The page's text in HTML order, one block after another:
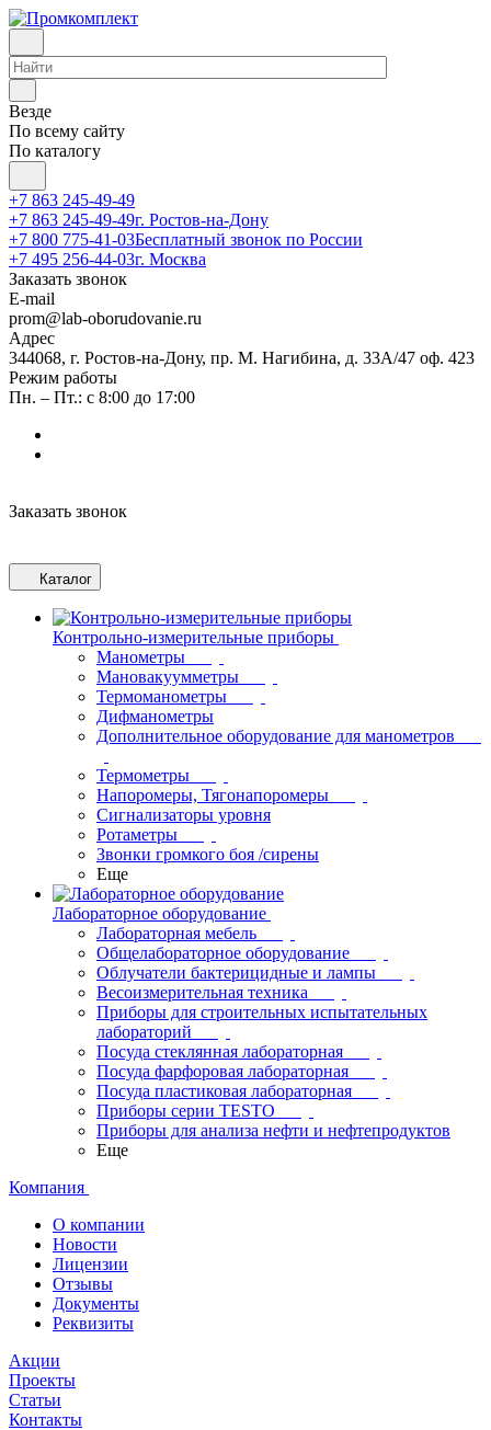
Везде
По всему сайту
По каталогу
+7 863 245-49-49
+7 863 245-49-49г. Ростов-на-Дону
+7 800 775-41-03Бесплатный звонок по России
+7 495 256-44-03г. Москва
Заказать звонок
E-mail
prom@lab-oborudovanie.ru
Адрес
344068, г. Ростов-на-Дону, пр. М. Нагибина, д. 33А/47 оф. 423
Режим работы
Пн. – Пт.: с 8:00 до 17:00
Заказать звонок
Каталог
Контрольно-измерительные приборы
Манометры
Мановакуумметры
Термоманометры
Дифманометры
Дополнительное оборудование для манометров
Термометры
Напоромеры, Тягонапоромеры
Сигнализаторы уровня
Ротаметры
Звонки громкого боя /сирены
Еще
Лабораторное оборудование
Лабораторная мебель
Общелабораторное оборудование
Облучатели бактерицидные и лампы
Весоизмерительная техника
Приборы для строительных испытательных
лабораторий
Посуда стеклянная лабораторная
Посуда фарфоровая лабораторная
Посуда пластиковая лабораторная
Приборы серии TESTO
Приборы для анализа нефти и нефтепродуктов
Еще
Компания
О компании
Новости
Лицензии
Отзывы
Документы
Реквизиты
Акции
Проекты
Статьи
Контакты